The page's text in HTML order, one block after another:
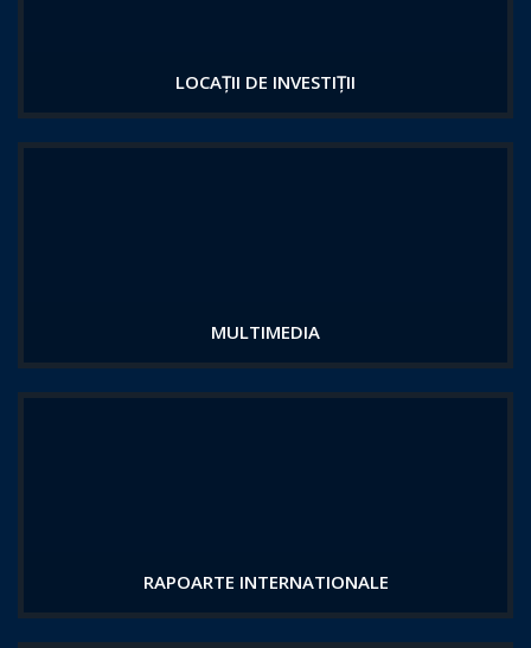
LOCAȚII DE INVESTIȚII
MULTIMEDIA
RAPOARTE INTERNATIONALE